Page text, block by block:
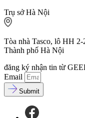
Trụ sở Hà Nội
Tòa nhà Tasco, lô HH
Thành phố Hà Nội
đăng ký nhận tin từ
Email
Submit